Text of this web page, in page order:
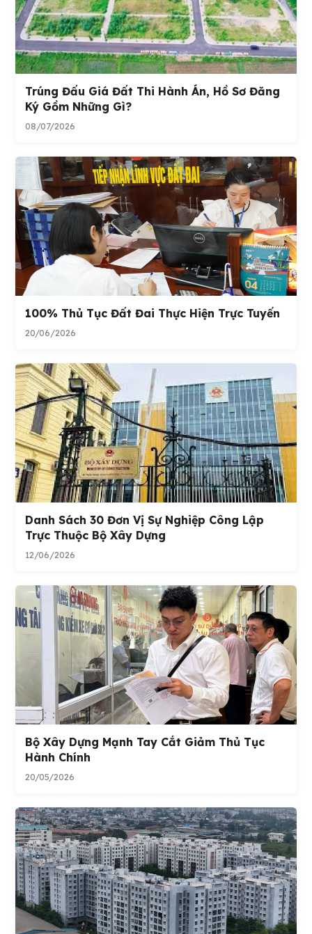
Trúng Đấu Giá Đất Thi Hành Án, Hồ Sơ Đăng
Ký Gồm Những Gì?
08/07/2026
100% Thủ Tục Đất Đai Thực Hiện Trực Tuyến
20/06/2026
Danh Sách 30 Đơn Vị Sự Nghiệp Công Lập
Trực Thuộc Bộ Xây Dựng
12/06/2026
Bộ Xây Dựng Mạnh Tay Cắt Giảm Thủ Tục
Hành Chính
20/05/2026